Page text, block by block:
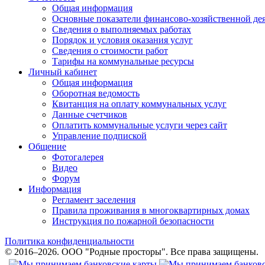
Общая информация
Основные показатели финансово-хозяйственной
Сведения о выполняемых работах
Порядок и условия оказания услуг
Сведения о стоимости работ
Тарифы на коммунальные ресурсы
Личный кабинет
Общая информация
Оборотная ведомость
Квитанция на оплату коммунальных услуг
Данные счетчиков
Оплатить коммунальные услуги через сайт
Управление подпиской
Общение
Фотогалерея
Видео
Форум
Информация
Регламент заселения
Правила проживания в многоквартирных домах
Инструкция по пожарной безопасности
Политика конфиденциальности
© 2016–2026. ООО "Родные просторы". Все права защищены.